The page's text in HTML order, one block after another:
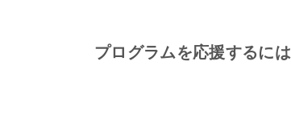
プログラムを応援するには